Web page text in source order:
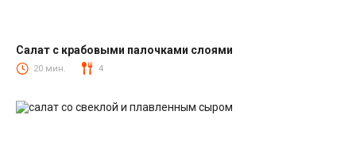
Салаты с крабовыми палочками
Салат с крабовыми палочками слоями
20 мин. 4